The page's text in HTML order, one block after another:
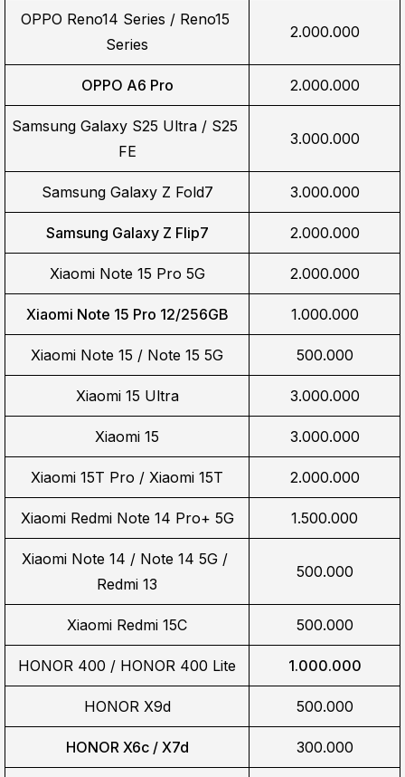
OPPO Reno14 Series / Reno15
Series
2.000.000
OPPO A6 Pro 2.000.000
Samsung Galaxy S25 Ultra / S25
FE
3.000.000
Samsung Galaxy Z Fold7 3.000.000
Samsung Galaxy Z Flip7 2.000.000
Xiaomi Note 15 Pro 5G 2.000.000
Xiaomi Note 15 Pro 12/256GB 1.000.000
Xiaomi Note 15 / Note 15 5G 500.000
Xiaomi 15 Ultra 3.000.000
Xiaomi 15 3.000.000
Xiaomi 15T Pro / Xiaomi 15T 2.000.000
Xiaomi Redmi Note 14 Pro+ 5G 1.500.000
Xiaomi Note 14 / Note 14 5G /
Redmi 13
500.000
Xiaomi Redmi 15C 500.000
HONOR 400 / HONOR 400 Lite 1.000.000
HONOR X9d 500.000
HONOR X6c / X7d 300.000